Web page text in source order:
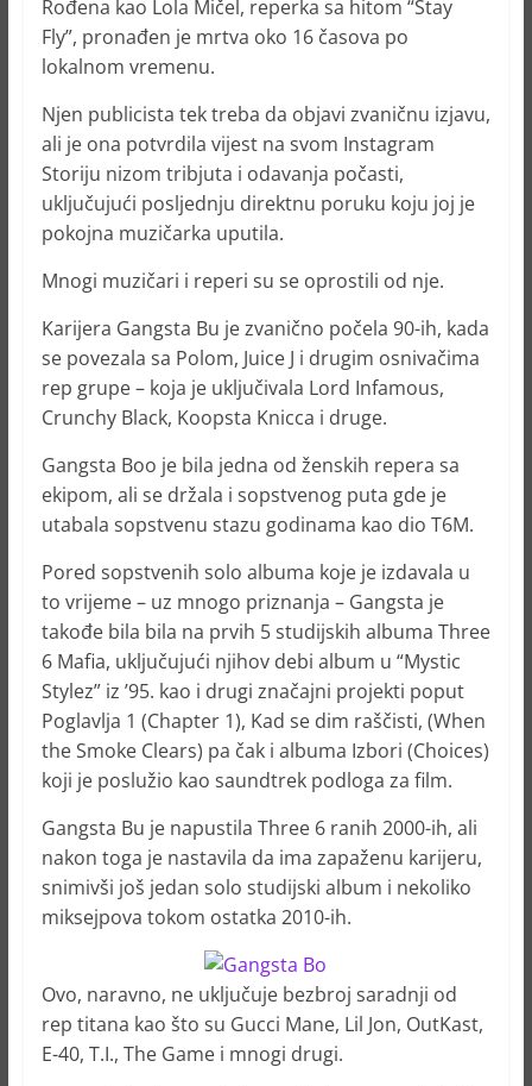
Rođena kao Lola Mičel, reperka sa hitom “Stay
Fly”, pronađen je mrtva oko 16 časova po
lokalnom vremenu.
Njen publicista tek treba da objavi zvaničnu izjavu,
ali je ona potvrdila vijest na svom Instagram
Storiju nizom tribjuta i odavanja počasti,
uključujući posljednju direktnu poruku koju joj je
pokojna muzičarka uputila.
Mnogi muzičari i reperi su se oprostili od nje.
Karijera Gangsta Bu je zvanično počela 90-ih, kada
se povezala sa Polom, Juice J i drugim osnivačima
rep grupe – koja je uključivala Lord Infamous,
Crunchy Black, Koopsta Knicca i druge.
Gangsta Boo je bila jedna od ženskih repera sa
ekipom, ali se držala i sopstvenog puta gde je
utabala sopstvenu stazu godinama kao dio T6M.
Pored sopstvenih solo albuma koje je izdavala u
to vrijeme – uz mnogo priznanja – Gangsta je
takođe bila bila na prvih 5 studijskih albuma Three
6 Mafia, uključujući njihov debi album u “Mystic
Stylez” iz ’95. kao i drugi značajni projekti poput
Poglavlja 1 (Chapter 1), Kad se dim raščisti, (When
the Smoke Clears) pa čak i albuma Izbori (Choices)
koji je poslužio kao saundtrek podloga za film.
Gangsta Bu je napustila Three 6 ranih 2000-ih, ali
nakon toga je nastavila da ima zapaženu karijeru,
snimivši još jedan solo studijski album i nekoliko
miksejpova tokom ostatka 2010-ih.
Ovo, naravno, ne uključuje bezbroj saradnji od
rep titana kao što su Gucci Mane, Lil Jon, OutKast,
E-40, T.I., The Game i mnogi drugi.